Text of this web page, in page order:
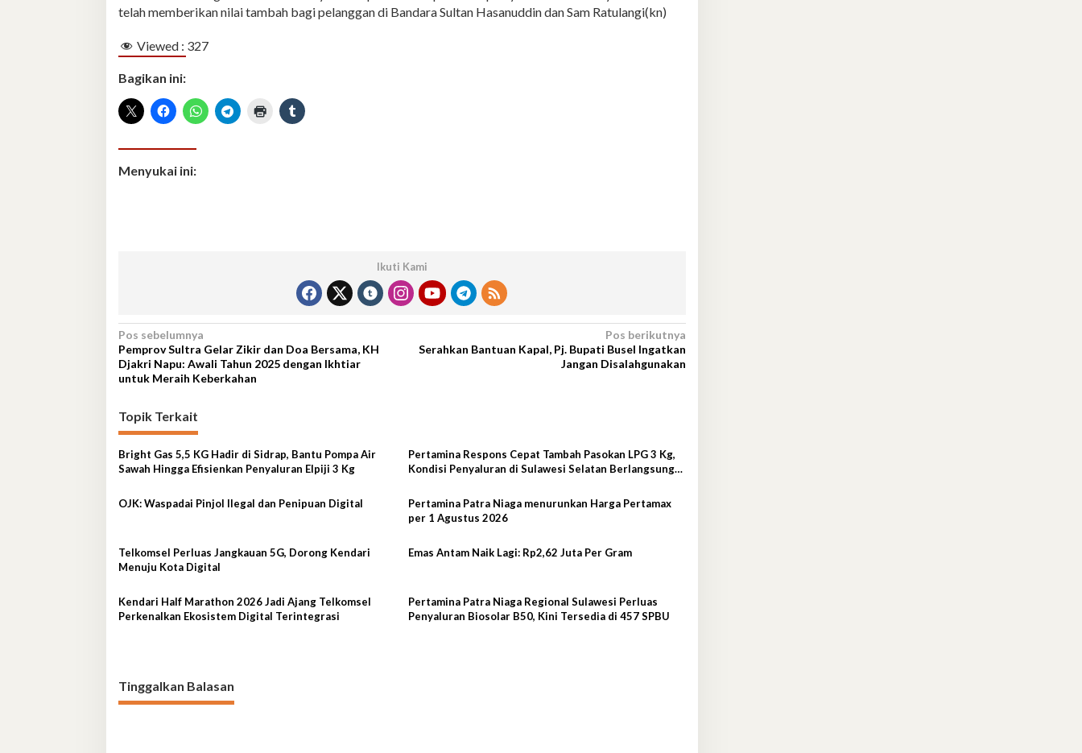
telah memberikan nilai tambah bagi pelanggan di Bandara Sultan Hasanuddin dan Sam Ratulangi(kn)
Viewed : 327
Bagikan ini:
Menyukai ini:
Ikuti Kami
Navigasi
pos
Pos sebelumnya
Pemprov Sultra Gelar Zikir dan Doa Bersama, KH
Djakri Napu: Awali Tahun 2025 dengan Ikhtiar
untuk Meraih Keberkahan
Pos berikutnya
Serahkan Bantuan Kapal, Pj. Bupati Busel Ingatkan
Jangan Disalahgunakan
Topik Terkait
Bright Gas 5,5 KG Hadir di Sidrap, Bantu Pompa Air
Sawah Hingga Efisienkan Penyaluran Elpiji 3 Kg
Pertamina Respons Cepat Tambah Pasokan LPG 3 Kg,
Kondisi Penyaluran di Sulawesi Selatan Berlangsung
OJK: Waspadai Pinjol Ilegal dan Penipuan Digital
Pertamina Patra Niaga menurunkan Harga Pertamax
per 1 Agustus 2026
Telkomsel Perluas Jangkauan 5G, Dorong Kendari
Menuju Kota Digital
Emas Antam Naik Lagi: Rp2,62 Juta Per Gram
Kendari Half Marathon 2026 Jadi Ajang Telkomsel
Perkenalkan Ekosistem Digital Terintegrasi
Pertamina Patra Niaga Regional Sulawesi Perluas
Penyaluran Biosolar B50, Kini Tersedia di 457 SPBU
Tinggalkan Balasan